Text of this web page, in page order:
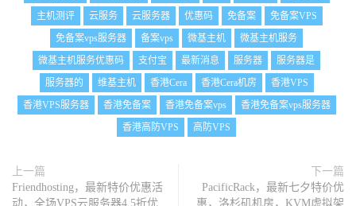
主机测评
云服务 云服务器 优惠码 免备案
免备案VPS
免备案vps服务器
备案vps 微基主机
微基主机服务
微基主机服务优惠码
支付宝 最新消息 服务器
服务器是
服务器的
维基主机 香港Cera 香港Cera机房
香港VPS
香港VPS服务器
香港免备案 香港免备案vps
香港免备案vps服务器
香港高防VPS
高防VPS
上一篇
Friendhosting，最新特价优惠活
动，全场VPS云服务器4.5折优
下一篇
PacificRack，最新七夕特价优
惠，洛杉矶机房，KVM虚拟架